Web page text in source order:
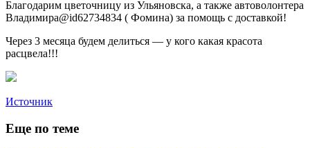
Благодарим цветочницу из Ульяновска, а также автоволонтера
Владимира@id62734834 ( Фомина) за помощь с доставкой!
Через 3 месяца будем делиться — у кого какая красота
расцвела!!!
Источник
Еще по теме